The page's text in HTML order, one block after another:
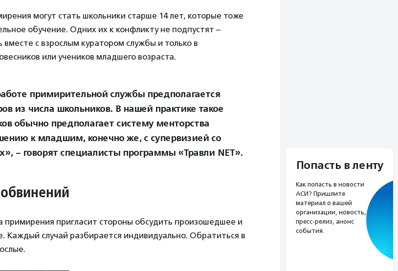
могут стать школьники старше 14 лет, которые тоже
обучение. Одних их к конфликту не подпустят –
с взрослым куратором службы и только в
или учеников младшего возраста.
примирительной службы предполагается
из числа школьников. В нашей практике такое
обычно предполагает систему менторства
к младшим, конечно же, с супервизией со
– говорят специалисты программы «Травли NET».
примирения пригласит стороны обсудить произошедшее и
Каждый случай разбирается индивидуально. Обратиться в
Попасть в ленту
Как попасть в новости
АСИ? Пришлите
материал о вашей
организации, новость,
пресс-релиз, анонс
события.